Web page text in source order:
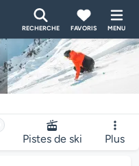
RECHERCHE FAVORIS MENU
Pistes de ski Plus